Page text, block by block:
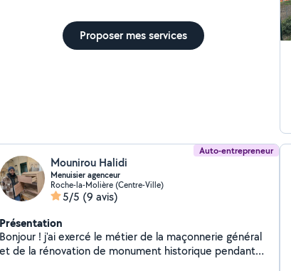
Proposer mes services
Auto-entrepreneur
Mounirou Halidi
Menuisier agenceur
Roche-la-Molière (Centre-Ville)
5/5 (9 avis)
Présentation
Bonjour ! j'ai exercé le métier de la maçonnerie général
et de la rénovation de monument historique pendant